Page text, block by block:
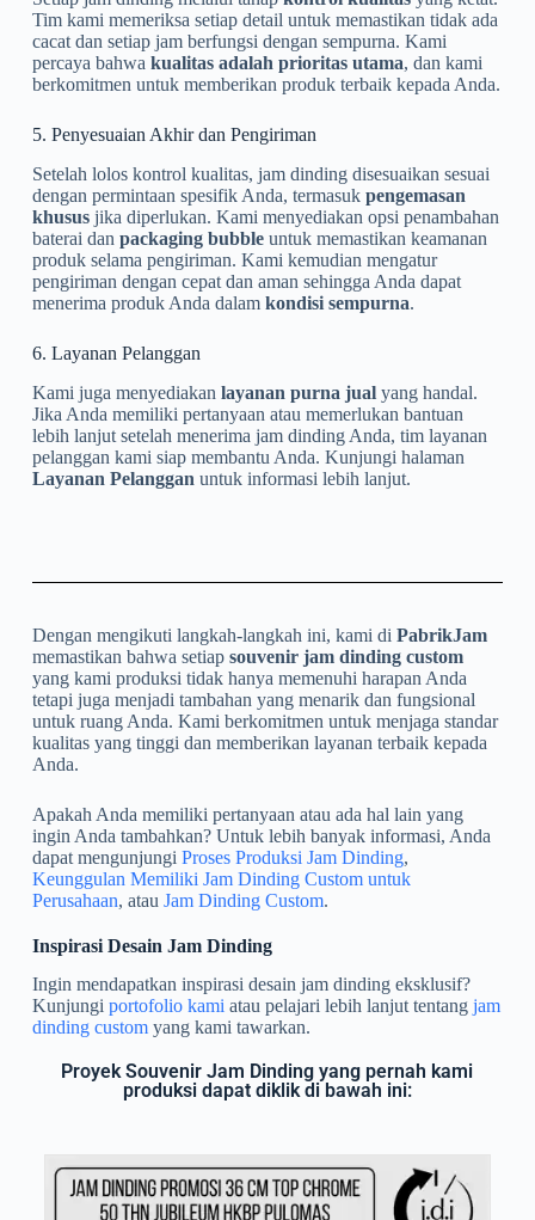
Tim kami memeriksa setiap detail untuk memastikan tidak ada
cacat dan setiap jam berfungsi dengan sempurna. Kami
percaya bahwa kualitas adalah prioritas utama, dan kami
berkomitmen untuk memberikan produk terbaik kepada Anda.
5. Penyesuaian Akhir dan Pengiriman
Setelah lolos kontrol kualitas, jam dinding disesuaikan sesuai
dengan permintaan spesifik Anda, termasuk pengemasan
khususjika diperlukan. Kami menyediakan opsi penambahan
baterai dan packaging bubbleuntuk memastikan keamanan
produk selama pengiriman. Kami kemudian mengatur
pengiriman dengan cepat dan aman sehingga Anda dapat
menerima produk Anda dalam kondisi sempurna.
6. Layanan Pelanggan
Kami juga menyediakan layanan purna jualyang handal.
Jika Anda memiliki pertanyaan atau memerlukan bantuan
lebih lanjut setelah menerima jam dinding Anda, tim layanan
pelanggan kami siap membantu Anda. Kunjungi halaman
Layanan Pelanggan untuk informasi lebih lanjut.
Dengan mengikuti langkah-langkah ini, kami di PabrikJam
memastikan bahwa setiap souvenir jam dinding custom
yang kami produksi tidak hanya memenuhi harapan Anda
tetapi juga menjadi tambahan yang menarik dan fungsional
untuk ruang Anda. Kami berkomitmen untuk menjaga standar
kualitas yang tinggi dan memberikan layanan terbaik kepada
Anda.
Apakah Anda memiliki pertanyaan atau ada hal lain yang
ingin Anda tambahkan? Untuk lebih banyak informasi, Anda
dapat mengunjungi Proses Produksi Jam Dinding,
Keunggulan Memiliki Jam Dinding Custom untuk
Perusahaan, atau Jam Dinding Custom.
Inspirasi Desain Jam Dinding
Ingin mendapatkan inspirasi desain jam dinding eksklusif?
Kunjungi portofolio kamiatau pelajari lebih lanjut tentang jam
dinding customyang kami tawarkan.
Proyek Souvenir Jam Dinding yang pernah kami
produksi dapat diklik di bawah ini: